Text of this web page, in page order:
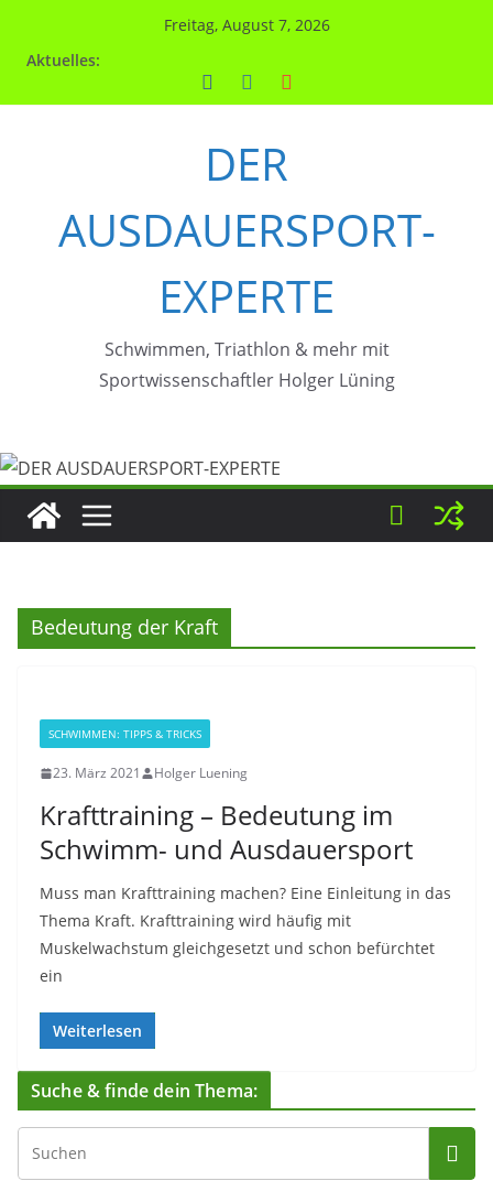
Freitag, August 7, 2026
Aktuelles:
DER
AUSDAUERSPORT-
EXPERTE
Schwimmen, Triathlon & mehr mit
Sportwissenschaftler Holger Lüning
Bedeutung der Kraft
SCHWIMMEN: TIPPS & TRICKS
23. März 2021 Holger Luening
Krafttraining – Bedeutung im
Schwimm- und Ausdauersport
Muss man Krafttraining machen? Eine Einleitung in das
Thema Kraft. Krafttraining wird häufig mit
Muskelwachstum gleichgesetzt und schon befürchtet
ein
Weiterlesen
Suche & finde dein Thema: